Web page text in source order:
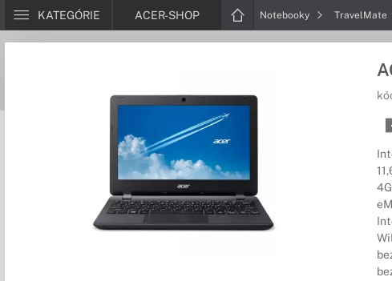
KATEGÓRIE ACER-SHOP Notebooky TravelMate